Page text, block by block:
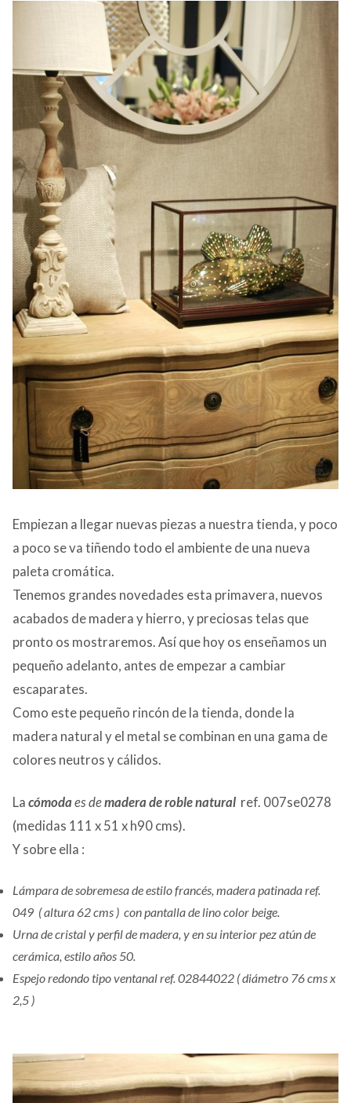
Empiezan a llegar nuevas piezas a nuestra tienda, y poco
a poco se va tiñendo todo el ambiente de una nueva
paleta cromática.
Tenemos grandes novedades esta primavera, nuevos
acabados de madera y hierro, y preciosas telas que
pronto os mostraremos. Así que hoy os enseñamos un
pequeño adelanto, antes de empezar a cambiar
escaparates.
Como este pequeño rincón de la tienda, donde la
madera natural y el metal se combinan en una gama de
colores neutros y cálidos.
Lacómodaes demadera de roble natural ref. 007se0278
(medidas 111 x 51 x h90 cms).
Y sobre ella :
Lámpara de sobremesa de estilo francés, madera patinada ref.
049 ( altura 62 cms ) con pantalla de lino color beige.
Urna de cristal y perfil de madera, y en su interior pez atún de
cerámica, estilo años 50.
Espejo redondo tipo ventanal ref. 02844022 ( diámetro 76 cms x
2,5 )